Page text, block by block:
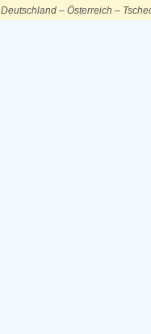
Deutschland – Österreich –